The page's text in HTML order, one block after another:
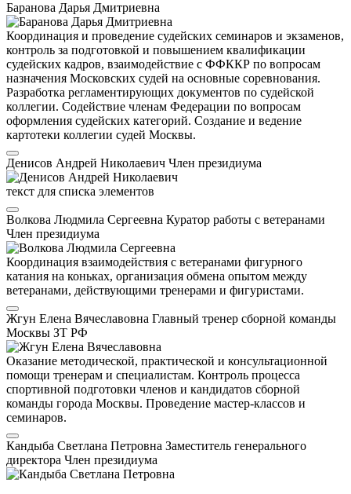
Баранова Дарья Дмитриевна
Координация и проведение судейских семинаров и экзаменов,
контроль за подготовкой и повышением квалификации
судейских кадров, взаимодействие с ФФККР по вопросам
назначения Московских судей на основные соревнования.
Разработка регламентирующих документов по судейской
коллегии. Содействие членам Федерации по вопросам
оформления судейских категорий. Создание и ведение
картотеки коллегии судей Москвы.
Денисов Андрей Николаевич Член президиума
текст для списка элементов
Волкова Людмила Сергеевна Куратор работы с ветеранами
Член президиума
Координация взаимодействия с ветеранами фигурного
катания на коньках, организация обмена опытом между
ветеранами, действующими тренерами и фигуристами.
Жгун Елена Вячеславовна Главный тренер сборной команды
Москвы ЗТ РФ
Оказание методической, практической и консультационной
помощи тренерам и специалистам. Контроль процесса
спортивной подготовки членов и кандидатов сборной
команды города Москвы. Проведение мастер-классов и
семинаров.
Кандыба Светлана Петровна Заместитель генерального
директора Член президиума